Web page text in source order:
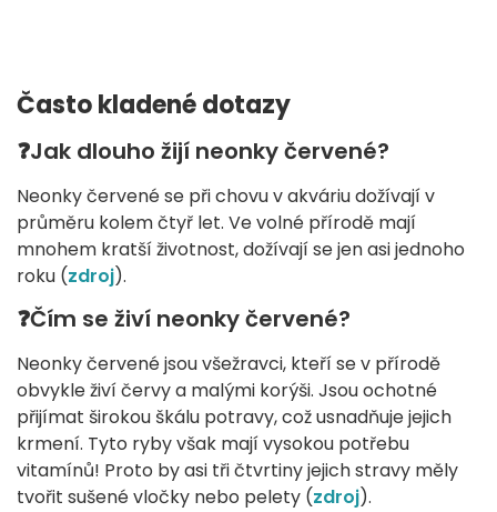
Často kladené dotazy
❓Jak dlouho žijí neonky červené?
Neonky červené se při chovu v akváriu dožívají v
průměru kolem čtyř let. Ve volné přírodě mají
mnohem kratší životnost, dožívají se jen asi jednoho
roku (zdroj).
❓Čím se živí neonky červené?
Neonky červené jsou všežravci, kteří se v přírodě
obvykle živí červy a malými korýši. Jsou ochotné
přijímat širokou škálu potravy, což usnadňuje jejich
krmení. Tyto ryby však mají vysokou potřebu
vitamínů! Proto by asi tři čtvrtiny jejich stravy měly
tvořit sušené vločky nebo pelety (zdroj).